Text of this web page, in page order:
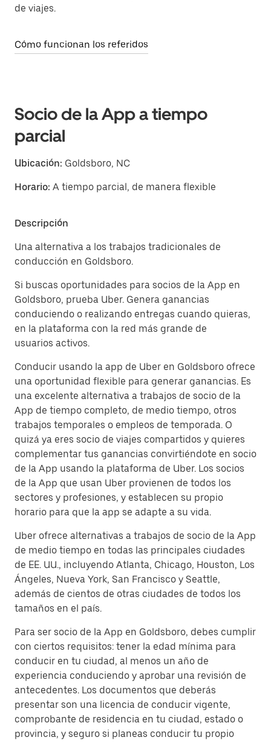
de viajes.
Cómo funcionan los referidos
Socio de la App a tiempo
parcial
Ubicación: Goldsboro, NC
Horario: A tiempo parcial, de manera flexible
Descripción
Una alternativa a los trabajos tradicionales de
conducción en Goldsboro.
Si buscas oportunidades para socios de la App en
Goldsboro, prueba Uber. Genera ganancias
conduciendo o realizando entregas cuando quieras,
en la plataforma con la red más grande de
usuarios activos.
Conducir usando la app de Uber en Goldsboro ofrece
una oportunidad flexible para generar ganancias. Es
una excelente alternativa a trabajos de socio de la
App de tiempo completo, de medio tiempo, otros
trabajos temporales o empleos de temporada. O
quizá ya eres socio de viajes compartidos y quieres
complementar tus ganancias convirtiéndote en socio
de la App usando la plataforma de Uber. Los socios
de la App que usan Uber provienen de todos los
sectores y profesiones, y establecen su propio
horario para que la app se adapte a su vida.
Uber ofrece alternativas a trabajos de socio de la App
de medio tiempo en todas las principales ciudades
de EE. UU., incluyendo Atlanta, Chicago, Houston, Los
Ángeles, Nueva York, San Francisco y Seattle,
además de cientos de otras ciudades de todos los
tamaños en el país.
Para ser socio de la App en Goldsboro, debes cumplir
con ciertos requisitos: tener la edad mínima para
conducir en tu ciudad, al menos un año de
experiencia conduciendo y aprobar una revisión de
antecedentes. Los documentos que deberás
presentar son una licencia de conducir vigente,
comprobante de residencia en tu ciudad, estado o
provincia, y seguro si planeas conducir tu propio